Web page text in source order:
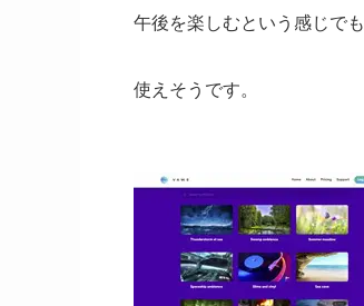
午後を楽しむという感じでも
使えそうです。